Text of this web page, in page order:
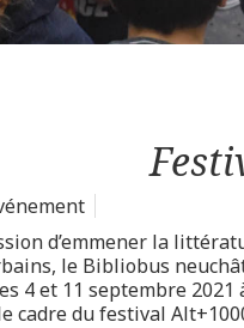
d’emmener la
le Bibliobus
4 et 11 septembre 2021
cadre du festival